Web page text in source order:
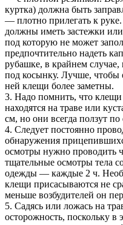
куртка) должна быть
— плотно прилегать к
должны иметь застежки
под которую не может
предпочтительно надеть
рубашке, в крайнем
под косынку. Лучше, чтобы
ней клещи более заметны.
3. Надо помнить, что клещи
находятся на траве или
см, но они всегда ползут по
4. Следует постоянно
обнаружения
осмотры нужно проводить
тщательные осмотры тела
одежды — каждые 2 ч.
клещи присасываются не
меньше возбудителей он
5. Садясь или ложась на
осторожность, поскольку